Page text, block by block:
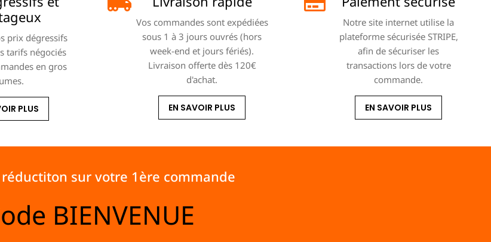
prix dégressifs
tarifs négociés
en gros
PLUS
Vos commandes sont expédiées
sous 1 à 3 jours ouvrés (hors
week-end et jours fériés).
Livraison offerte dès 120€
d'achat.
EN SAVOIR PLUS
Notre site internet utilise la
plateforme sécurisée STRIPE,
afin de sécuriser les
transactions lors de votre
commande.
EN SAVOIR PLUS
réductiton sur votre 1ère commande
BIENVENUE